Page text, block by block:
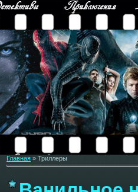
Главная » Триллеры